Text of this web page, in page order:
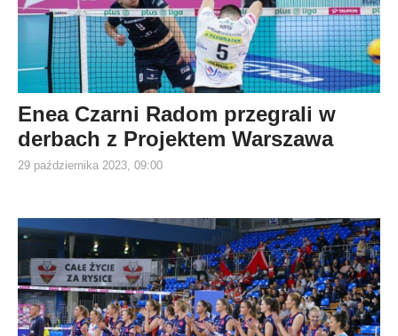
Enea Czarni Radom przegrali w
derbach z Projektem Warszawa
29 października 2023, 09:00